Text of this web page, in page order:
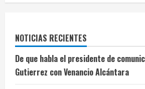
NOTICIAS RECIENTES
De que habla el presidente de
Gutierrez con Venancio Alcántara